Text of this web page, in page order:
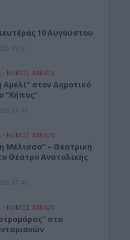
10 Αυγούστου
07:51
• ΝΟΜΌΣ ΧΑΝΊΩΝ
Αμελί” στον Δημοτικό
“Κήπος”
07:48
• ΝΟΜΌΣ ΧΑΝΊΩΝ
Μέλισσα” – Θεατρική
Θέατρο Ανατολικής
07:45
• ΝΟΜΌΣ ΧΑΝΊΩΝ
στο